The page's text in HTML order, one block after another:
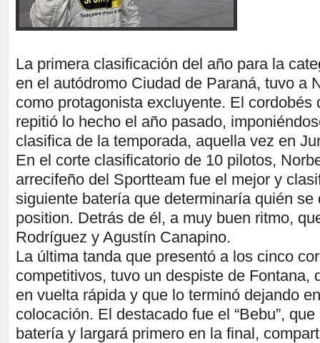
La primera clasificación del año para la
en el autódromo Ciudad de Paraná, tuvo a
como protagonista excluyente. El cordobés
repitió lo hecho el año pasado,
clasifica de la temporada, aquella vez en
En el corte clasificatorio de 10 pilotos,
arrecifeño del Sportteam fue el mejor y
siguiente batería que determinaría quién
position. Detrás de él, a muy buen ritmo,
Rodríguez y Agustín Canapino.
La última tanda que presentó a los cinco
competitivos, tuvo un despiste de Fontana,
en vuelta rápida y que lo terminó dejando
colocación. El destacado fue el “Bebu”,
batería y largará primero en la final,